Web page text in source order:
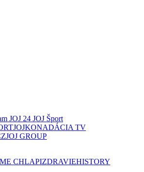
JOJ 24 JOJ Šport
JOJKONADÁCIA TV
JOJ GROUP
CHLAPIZDRAVIEHISTORY